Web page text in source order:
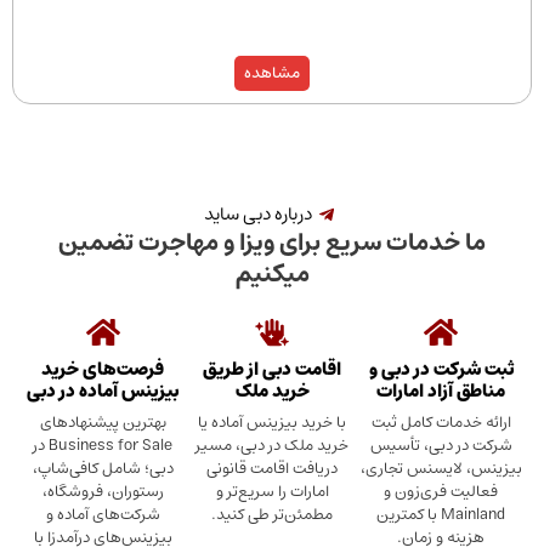
درباره دبی ساید
سریع برای ویزا و مهاجرت تضمین
در دبی و
امارات
کامل ثبت
تأسیس
تجاری،
و
Mainland با کمترین
اقامت دبی از طریق
خرید ملک
با خرید بیزینس آماده یا
خرید ملک در دبی، مسیر
دریافت اقامت قانونی
امارات را سریع‌تر و
مطمئن‌تر طی کنید.
فرصت‌های خرید
بیزینس آماده در دبی
بهترین پیشنهادهای
Business for Sale در
دبی؛ شامل کافی‌شاپ،
رستوران، فروشگاه،
شرکت‌های آماده و
بیزینس‌های درآمدزا با